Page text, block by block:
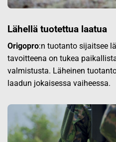
Lähellä tuotettua laatua
Origopro:n tuotanto sijaitsee
tavoitteena on tukea
valmistusta. Läheinen
laadun jokaisessa vaiheessa.